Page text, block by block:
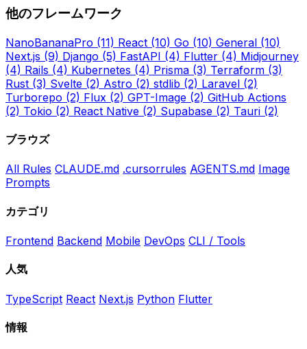
他のフレームワーク
NanoBananaPro (11) React (10) Go (10) General (10)
Next.js (9) Django (5) FastAPI (4) Flutter (4) Midjourney
(4) Rails (4) Kubernetes (4) Prisma (3) Terraform (3)
Rust (3) Svelte (2) Astro (2) stdlib (2) Laravel (2)
Turborepo (2) Flux (2) GPT-Image (2) GitHub Actions
(2) Tokio (2) React Native (2) Supabase (2) Tauri (2)
ブラウズ
All Rules CLAUDE.md .cursorrules AGENTS.md Image
Prompts
カテゴリ
Frontend Backend Mobile DevOps CLI / Tools
人気
TypeScript React Next.js Python Flutter
情報